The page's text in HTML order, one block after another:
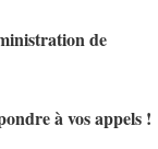
de
à vos appels !